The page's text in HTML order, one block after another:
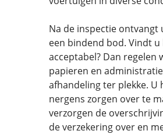
Na de inspectie ontvangt
een bindend bod. Vindt
acceptabel? Dan regelen
papieren en
afhandeling ter plekke. U
nergens zorgen over te
verzorgen de
de verzekering over en